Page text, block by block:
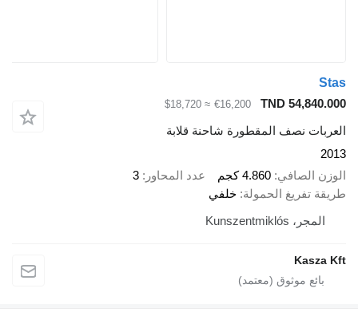
Stas
TND 54,840.000
€16,200
≈ $18,720
العربات نصف المقطورة شاحنة قلابة
2013
الوزن الصافي 4.860 كجم عدد المحاور
3
طريقة تفريغ الحمولة خلفي
المجر، Kunszentmiklós
Kasza Kft